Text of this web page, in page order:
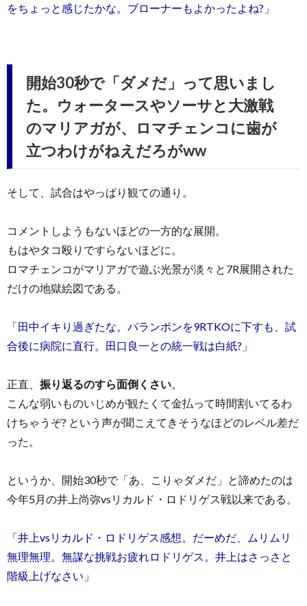
をちょっと感じたかな。ブローナーもよかったよね?」
開始30秒で「ダメだ」って思いまし
た。ウォータースやソーサと大激戦
のマリアガが、ロマチェンコに歯が
立つわけがねえだろがww
そして、試合はやっぱり観ての通り。
コメントしようもないほどの一方的な展開。
もはやタコ殴りですらないほどに。
ロマチェンコがマリアガで遊ぶ光景が淡々と7R展開された
だけの地獄絵図である。
「田中イキり過ぎたな。パランポンを9RTKOに下すも、試
合後に病院に直行。田口良一との統一戦は白紙?」
正直、 振り返るのすら面倒くさい
こんな弱いものいじめが観たくて金払って時間割いてるわ
けちゃうぞ? という声が聞こえてきそうなほどのレベル差だ
った。
というか、開始30秒で「あ、こりゃダメだ」と諦めたのは
今年5月の井上尚弥vsリカルド・ロドリゲス戦以来である。
「井上vsリカルド・ロドリゲス感想。だーめだ、ムリムリ
無理無理。無謀な挑戦お疲れロドリゲス。井上はさっさと
階級上げなさい」